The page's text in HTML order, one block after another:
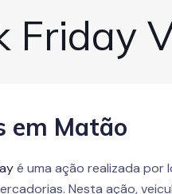
Friday
em Matão
é uma ação realizada por
Nesta ação,